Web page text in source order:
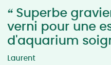
“ Superbe
verni pour une
d'aquarium
Laurent